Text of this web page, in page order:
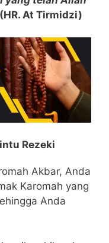
(HR. At Tirmidzi)
Rezeki
Akbar, Anda
Karomah yang
Anda